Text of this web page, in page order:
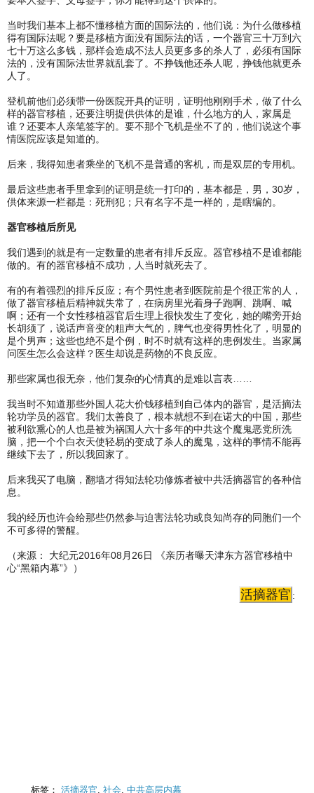
当时我们基本上都不懂移植方面的国际法的，他们说：为什么做移植
得有国际法呢？要是移植方面没有国际法的话，一个器官三十万到六
七十万这么多钱，那样会造成不法人员更多多的杀人了，必须有国际
法的，没有国际法世界就乱套了。不挣钱他还杀人呢，挣钱他就更杀
人了。
登机前他们必须带一份医院开具的证明，证明他刚刚手术，做了什么
样的器官移植，还要注明提供供体的是谁，什么地方的人，家属是
谁？还要本人亲笔签字的。要不那个飞机是坐不了的，他们说这个事
情医院应该是知道的。
后来，我得知患者乘坐的飞机不是普通的客机，而是双层的专用机。
最后这些患者手里拿到的证明是统一打印的，基本都是，男，30岁，
供体来源一栏都是：死刑犯；只有名字不是一样的，是瞎编的。
器官移植后所见
我们遇到的就是有一定数量的患者有排斥反应。器官移植不是谁都能
做的。有的器官移植不成功，人当时就死去了。
有的有着强烈的排斥反应；有个男性患者到医院前是个很正常的人，
做了器官移植后精神就失常了，在病房里光着身子跑啊、跳啊、喊
啊；还有一个女性移植器官后生理上很快发生了变化，她的嘴旁开始
长胡须了，说话声音变的粗声大气的，脾气也变得男性化了，明显的
是个男声；这些也绝不是个例，时不时就有这样的患例发生。当家属
问医生怎么会这样？医生却说是药物的不良反应。
那些家属也很无奈，他们复杂的心情真的是难以言表……
我当时不知道那些外国人花大价钱移植到自己体内的器官，是活摘法
轮功学员的器官。我们太善良了，根本就想不到在诺大的中国，那些
被利欲熏心的人也是被为祸国人六十多年的中共这个魔鬼恶党所洗
脑，把一个个白衣天使轻易的变成了杀人的魔鬼，这样的事情不能再
继续下去了，所以我回家了。
后来我买了电脑，翻墙才得知法轮功修炼者被中共活摘器官的各种信
息。
我的经历也许会给那些仍然参与迫害法轮功或良知尚存的同胞们一个
不可多得的警醒。
（来源： 大纪元2016年08月26日 《亲历者曝天津东方器官移植中
心“黑箱内幕”》）
活摘器官 :
标签： 活摘器官 社会 中共高层内幕